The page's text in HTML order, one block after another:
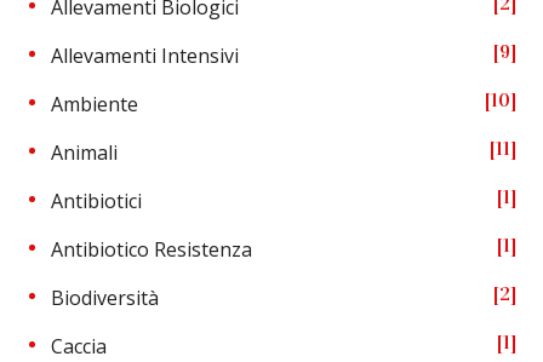
Allevamenti Biologici
Allevamenti Intensivi 9
Ambiente 10
Animali 11
Antibiotici 1
Antibiotico Resistenza 1
Biodiversità 2
Caccia 1